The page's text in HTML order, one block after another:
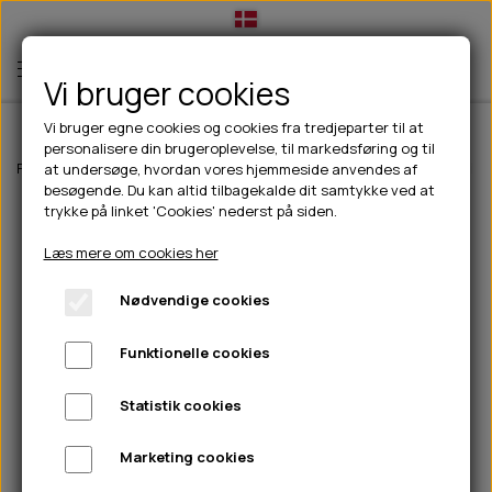
TIL HUND
💧FODER- VANDSKÅLE
CHICOPEE
GODBIDSTASKE
HALSBÅND
🦴 GODBIDDER & SNACKS
🍖 SMAGSVARIANTER
🎾 LEGETØJ
TÆNDER, ØRE, ØJE, POTER & NÆSE
🐾 UDSTYR & KOMFORT
TIL HUNDEEJER
DRIKKEFLASKER/TERMOFLASKER
HUER OG VANTER
PINEWOOD SALES
TIL KAT
TILBUD
NYHEDER
ABONNEMENT
Forside Outdoor Pinewood tøj Dame Pinewood Nydala Classic
Vi bruger cookies
Vi bruger egne cookies og cookies fra tredjeparter til at
personalisere din brugeroplevelse, til markedsføring og til
at undersøge, hvordan vores hjemmeside anvendes af
besøgende. Du kan altid tilbagekalde dit samtykke ved at
trykke på linket 'Cookies' nederst på siden.
Læs mere om cookies her
Nødvendige cookies
Funktionelle cookies
Statistik cookies
Marketing cookies